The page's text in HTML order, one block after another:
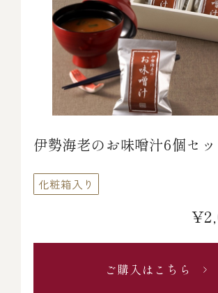
伊勢海老のお味噌汁6個セッ
化粧箱入り
ご購入はこちら